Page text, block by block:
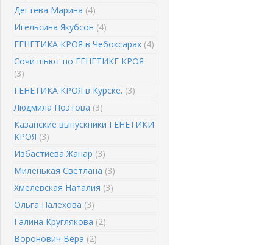
Дегтева Марина (4)
Игельсина Якубсон (4)
ГЕНЕТИКА КРОЯ в Чебоксарах (4)
Сочи шьют по ГЕНЕТИКЕ КРОЯ
(3)
ГЕНЕТИКА КРОЯ в Курске. (3)
Людмила Поэтова (3)
Казанские выпускники ГЕНЕТИКИ
КРОЯ (3)
Избастиева Жанар (3)
Миленькая Светлана (3)
Хмелевская Наталия (3)
Ольга Палехова (3)
Галина Круглякова (2)
Воронович Вера (2)